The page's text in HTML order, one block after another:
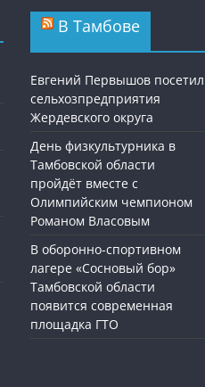
В Тамбове
Евгений Первышов посетил
сельхозпредприятия
Жердевского округа
День физкультурника в
Тамбовской области
пройдёт вместе с
Олимпийским чемпионом
Романом Власовым
В оборонно-спортивном
лагере «Сосновый бор»
Тамбовской области
появится современная
площадка ГТО